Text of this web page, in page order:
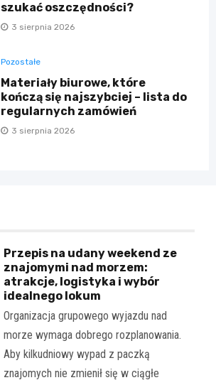
szukać oszczędności?
3 sierpnia 2026
Pozostałe
Materiały biurowe, które
kończą się najszybciej – lista do
regularnych zamówień
3 sierpnia 2026
Przepis na udany weekend ze
znajomymi nad morzem:
atrakcje, logistyka i wybór
idealnego lokum
Organizacja grupowego wyjazdu nad
morze wymaga dobrego rozplanowania.
Aby kilkudniowy wypad z paczką
znajomych nie zmienił się w ciągłe